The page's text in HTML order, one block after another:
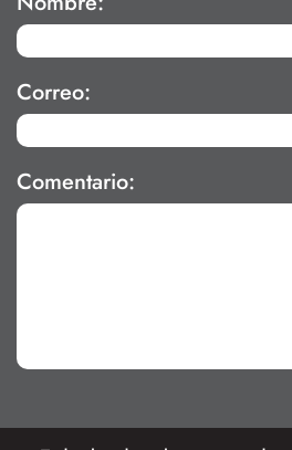
Correo:
Comentario: